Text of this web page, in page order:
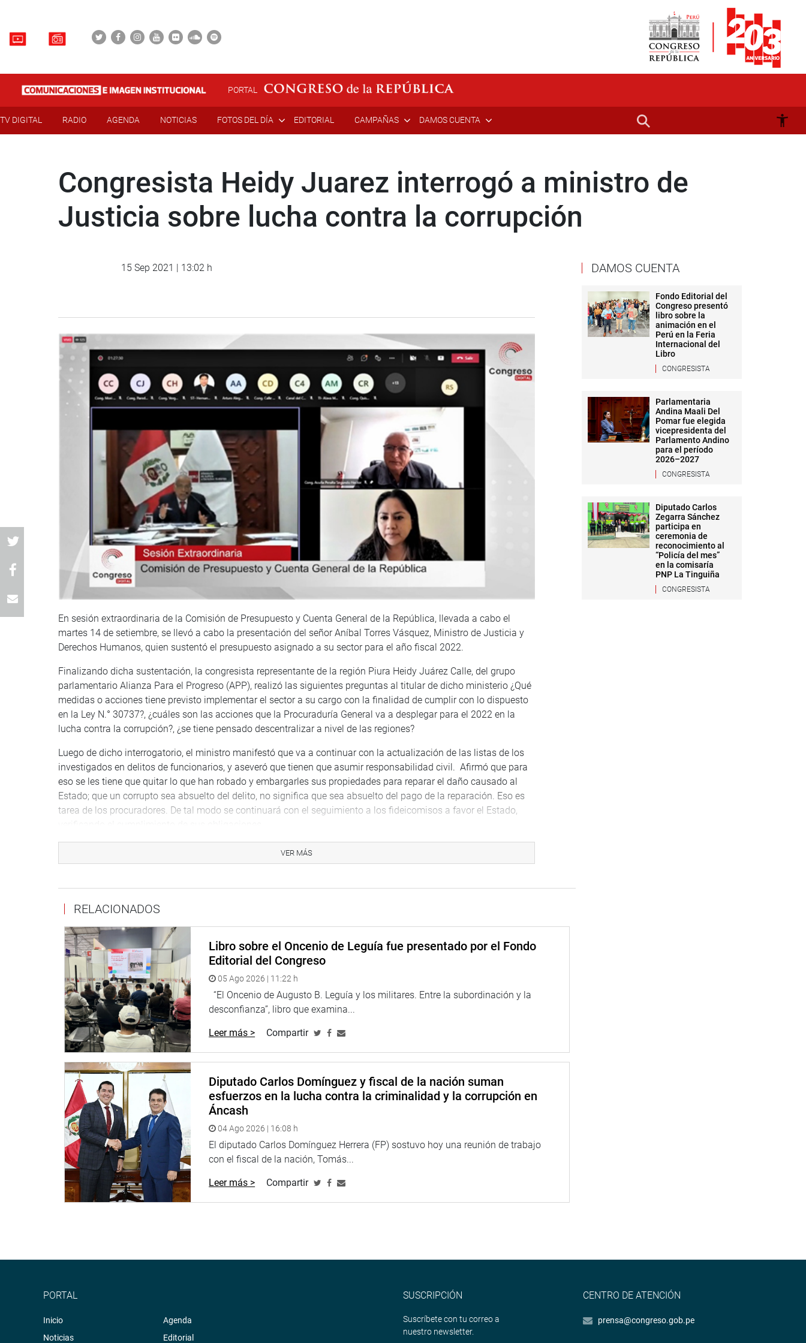
PORTAL
TV DIGITAL RADIO AGENDA NOTICIAS FOTOS DEL DÍA EDITORIAL CAMPAÑAS DAMOS CUENTA
Congresista Heidy Juarez interrogó a ministro de
Justicia sobre lucha contra la corrupción
15 Sep 2021 | 13:02 h
En sesión extraordinaria de la Comisión de Presupuesto y Cuenta General de la República, llevada a cabo el
martes 14 de setiembre, se llevó a cabo la presentación del señor Aníbal Torres Vásquez, Ministro de Justicia y
Derechos Humanos, quien sustentó el presupuesto asignado a su sector para el año fiscal 2022.
Finalizando dicha sustentación, la congresista representante de la región Piura Heidy Juárez Calle, del grupo
parlamentario Alianza Para el Progreso (APP), realizó las siguientes preguntas al titular de dicho ministerio ¿Qué
medidas o acciones tiene previsto implementar el sector a su cargo con la finalidad de cumplir con lo dispuesto
en la Ley N.° 30737?, ¿cuáles son las acciones que la Procuraduría General va a desplegar para el 2022 en la
lucha contra la corrupción?, ¿se tiene pensado descentralizar a nivel de las regiones?
Luego de dicho interrogatorio, el ministro manifestó que va a continuar con la actualización de las listas de los
investigados en delitos de funcionarios, y aseveró que tienen que asumir responsabilidad civil. Afirmó que para
eso se les tiene que quitar lo que han robado y embargarles sus propiedades para reparar el daño causado al
Estado; que un corrupto sea absuelto del delito, no significa que sea absuelto del pago de la reparación. Eso es
tarea de los procuradores. De tal modo se continuará con el seguimiento a los fideicomisos a favor el Estado,
VER MÁS
RELACIONADOS
Libro sobre el Oncenio de Leguía fue presentado por el Fondo
Editorial del Congreso
05 Ago 2026 | 11:22 h
“El Oncenio de Augusto B. Leguía y los militares. Entre la subordinación y la
desconfianza”, libro que examina...
Leer más > Compartir
Diputado Carlos Domínguez y fiscal de la nación suman
esfuerzos en la lucha contra la criminalidad y la corrupción en
Áncash
04 Ago 2026 | 16:08 h
El diputado Carlos Domínguez Herrera (FP) sostuvo hoy una reunión de trabajo
con el fiscal de la nación, Tomás...
Leer más > Compartir
DAMOS CUENTA
Fondo Editorial del
Congreso presentó
libro sobre la
animación en el
Perú en la Feria
Internacional del
Libro
CONGRESISTA
Parlamentaria
Andina Maali Del
Pomar fue elegida
vicepresidenta del
Parlamento Andino
para el período
2026–2027
CONGRESISTA
Diputado Carlos
Zegarra Sánchez
participa en
ceremonia de
reconocimiento al
“Policía del mes”
en la comisaría
PNP La Tinguiña
CONGRESISTA
PORTAL
Inicio
Noticias
Agenda
Editorial
SUSCRIPCIÓN
Suscríbete con tu correo a
nuestro newsletter.
CENTRO DE ATENCIÓN
prensa@congreso.gob.pe